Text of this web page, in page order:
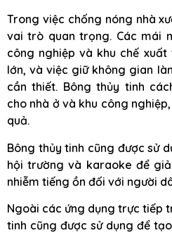
Trong việc chống nóng nhà
vai trò quan trọng. Các mái
công nghiệp và khu chế
lớn, và việc giữ không gian
cần thiết. Bông thủy tinh
cho nhà ở và khu công
quả.
Bông thủy tinh cũng được sử
hội trường và karaoke để
nhiễm tiếng ồn đối với người
Ngoài các ứng dụng trực tiếp
tinh cũng được sử dụng để